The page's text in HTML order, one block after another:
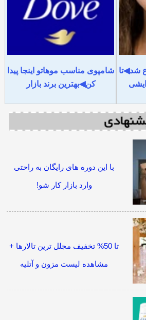
شد◀تا شامپوی مناسب موهاتو اینجا پیدا
کن◀بهترین برند بازار
با این دوره های رایگان به راحتی
وارد بازار کار شو!
تا 50% تخفیف مجلل ترین تالارها +
مشاهده لیست مزون و آتلیه